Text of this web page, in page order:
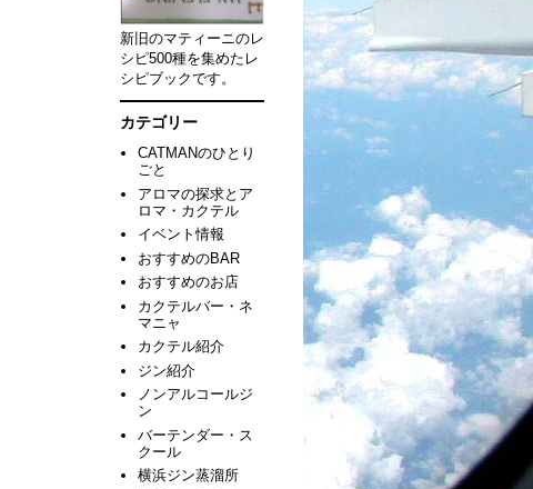
新旧のマティーニのレ
シピ500種を集めたレ
シピブックです。
カテゴリー
CATMANのひとり
ごと
アロマの探求とア
ロマ・カクテル
イベント情報
おすすめのBAR
おすすめのお店
カクテルバー・ネ
マニャ
カクテル紹介
ジン紹介
ノンアルコールジ
ン
バーテンダー・ス
クール
横浜ジン蒸溜所